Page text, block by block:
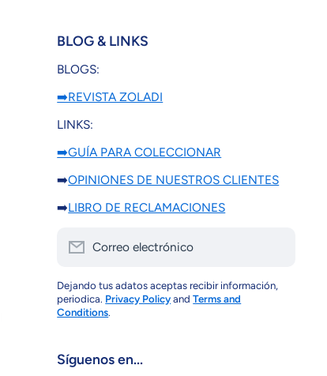
BLOG & LINKS
BLOGS:
➡️REVISTA ZOLADI
LINKS:
➡️GUÍA PARA COLECCIONAR
➡️OPINIONES DE NUESTROS CLIENTES
➡️LIBRO DE RECLAMACIONES
Correo electrónico
Dejando tus adatos aceptas recibir información,
periodica. Privacy PolicyandTerms and
Conditions.
Síguenos en...